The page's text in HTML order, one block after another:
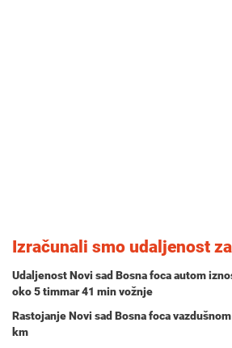
Izračunali smo udaljenost
Udaljenost Novi sad Bosna foca autom
oko5 timmar 41 minvožnje
Rastojanje Novi sad Bosna foca
km